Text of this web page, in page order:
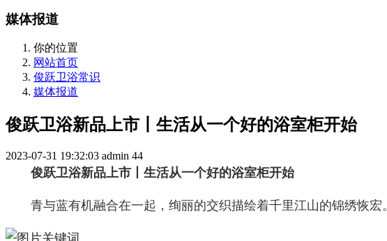
媒体报道
你的位置
网站首页
俊跃卫浴常识
媒体报道
俊跃卫浴新品上市丨生活从一个好的浴室柜开始
2023-07-31 19:32:03 admin 44
俊跃卫浴新品上市丨生活从一个好的浴室柜开始
青与蓝有机融合在一起，绚丽的交织描绘着千里江山的锦绣恢宏。